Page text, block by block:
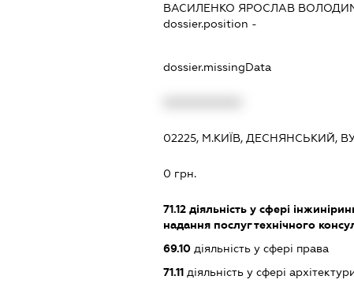
ВАСИЛЕНКО ЯРОСЛАВ
dossier.position -
dossier.missingData
02225, М.КИЇВ, ДЕСНЯНСЬКИЙ,
0 грн.
71.12діяльність у сфері
надання послуг технічного
69.10діяльність у сфері права
71.11діяльність у сфері